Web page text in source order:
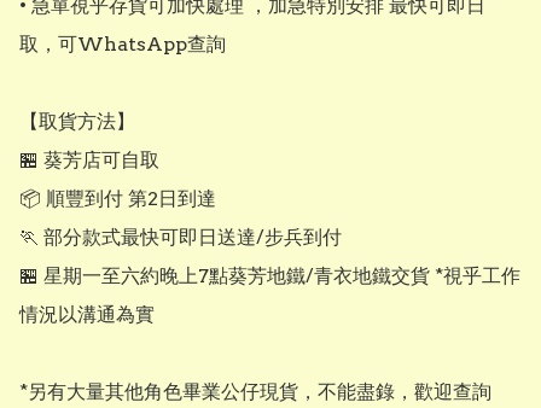
• 急單視乎存貨可加快處理 ，加急特別安排 最快可即日
取，可WhatsApp查詢
【取貨方法】
🏪 葵芳店可自取
📦 順豐到付 第2日到達
🏃 部分款式最快可即日送達/步兵到付
🏪 星期一至六約晚上7點葵芳地鐵/青衣地鐵交貨 *視乎工作
情況以溝通為實
*另有大量其他角色畢業公仔現貨，不能盡錄，歡迎查詢